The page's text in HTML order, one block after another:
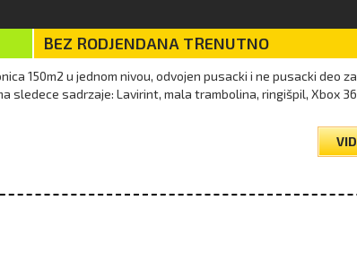
BEZ RODJENDANA TRENUTNO
150m2 u jednom nivou, odvojen pusacki i ne pusacki deo
sledece sadrzaje: Lavirint, mala trambolina, ringišpil, Xbox